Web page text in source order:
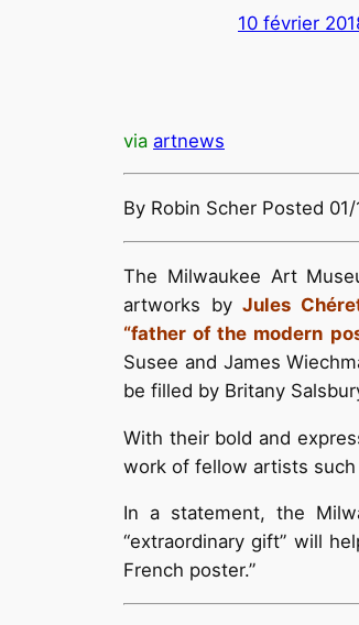
10 février
via artnews
By Robin Scher Posted
The Milwaukee Art
artworks byJules
“father of the modern
Susee and James
be filled by Britany
With their bold and
work of fellow artists such
In a statement, the
“extraordinary gift” will
French poster.”